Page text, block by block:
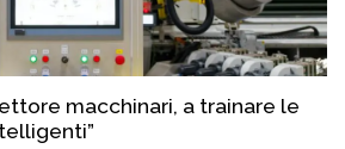
macchinari, a trainare le